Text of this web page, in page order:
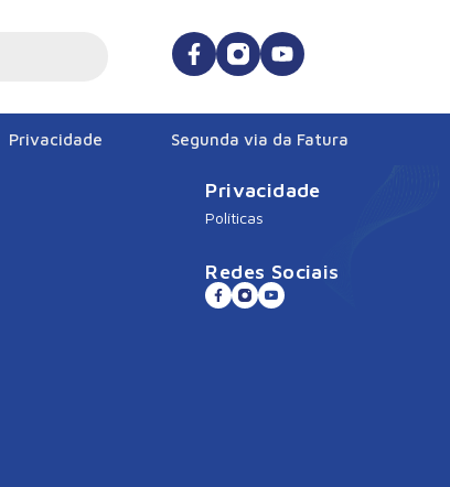
Privacidade Segunda via da Fatura
Privacidade
Políticas
Redes Sociais